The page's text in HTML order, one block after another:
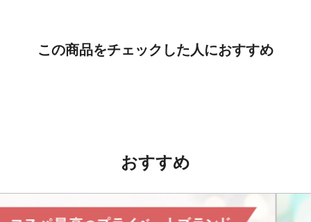
この商品をチェックした人におすすめ
おすすめ